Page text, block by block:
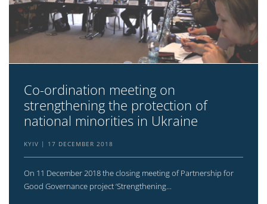
Co-ordination meeting on
strengthening the protection of
national minorities in Ukraine
KYIV 17 DECEMBER 2018
On 11 December 2018 the closing meeting of Partnership for
Good Governance project ‘Strengthening...